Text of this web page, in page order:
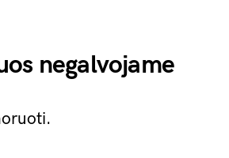
negalvojame